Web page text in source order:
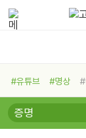
#유튜브 #명상 #
#비전캠프
#독서
#희망
#나눔 #